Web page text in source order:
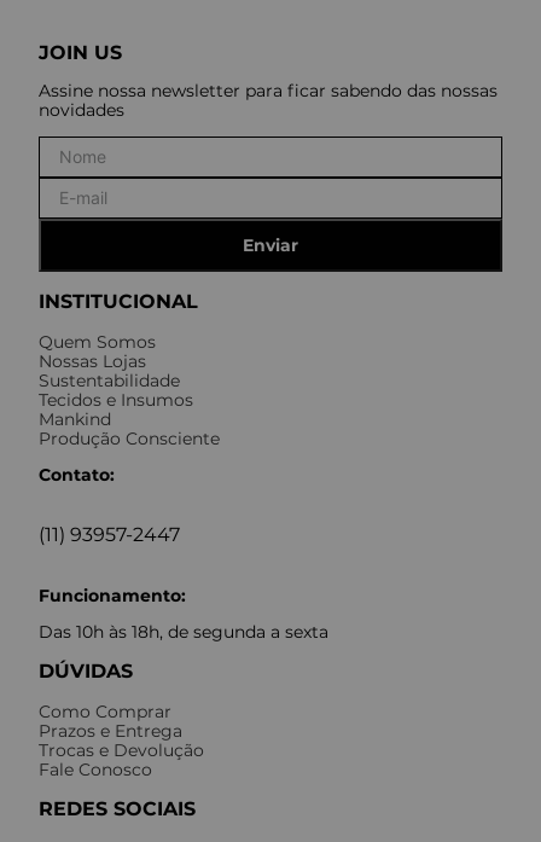
INSTITUCIONAL
Quem Somos
Nossas Lojas
Sustentabilidade
Tecidos e Insumos
Mankind
Produção Consciente
Contato:
(11) 93957-2447
Funcionamento:
Das 10h às 18h, de segunda a sexta
DÚVIDAS
Como Comprar
Prazos e Entrega
Trocas e Devolução
Fale Conosco
REDES SOCIAIS
JOIN US
Assine nossa newsletter para ficar sabendo das nossas
novidades
Enviar